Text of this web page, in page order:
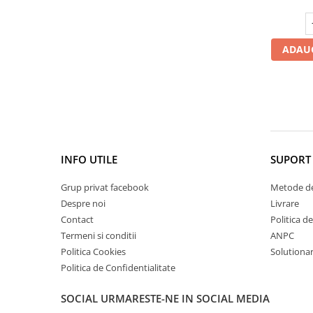
INFO UTILE
Grup privat facebook
Despre noi
Contact
Termeni si conditii
Politica Cookies
Politica de Confidentialitate
Metode
Livrare
Politica
ANPC
SOCIAL URMARESTE-NE IN SOCIAL MEDIA